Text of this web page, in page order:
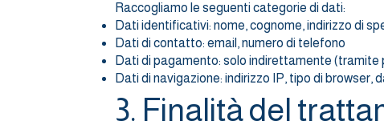
Raccogliamo le seguenti categorie di dati:
Dati identificativi: nome, cognome, indirizzo di
Dati di contatto: email, numero di telefono
Dati di pagamento: solo indirettamente
Dati di navigazione: indirizzo IP, tipo di
3. Finalità del